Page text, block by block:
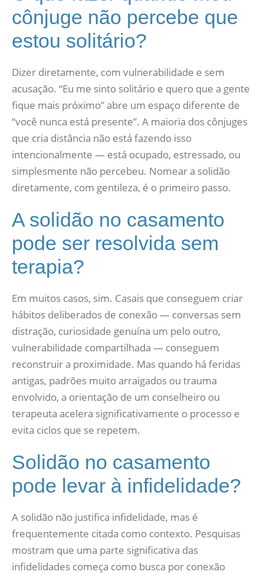
cônjuge não percebe que
estou solitário?
Dizer diretamente, com vulnerabilidade e sem
acusação. “Eu me sinto solitário e quero que a gente
fique mais próximo” abre um espaço diferente de
“você nunca está presente”. A maioria dos cônjuges
que cria distância não está fazendo isso
intencionalmente — está ocupado, estressado, ou
simplesmente não percebeu. Nomear a solidão
diretamente, com gentileza, é o primeiro passo.
A solidão no casamento
pode ser resolvida sem
terapia?
Em muitos casos, sim. Casais que conseguem criar
hábitos deliberados de conexão — conversas sem
distração, curiosidade genuína um pelo outro,
vulnerabilidade compartilhada — conseguem
reconstruir a proximidade. Mas quando há feridas
antigas, padrões muito arraigados ou trauma
envolvido, a orientação de um conselheiro ou
terapeuta acelera significativamente o processo e
evita ciclos que se repetem.
Solidão no casamento
pode levar à infidelidade?
A solidão não justifica infidelidade, mas é
frequentemente citada como contexto. Pesquisas
mostram que uma parte significativa das
infidelidades começa como busca por conexão